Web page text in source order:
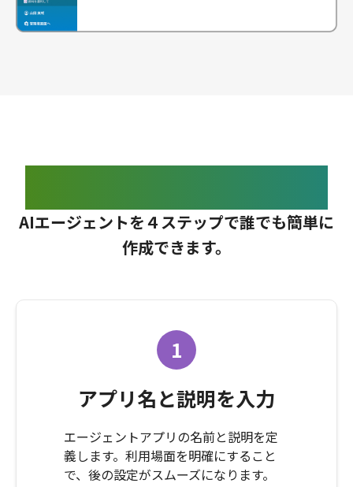
AIエージェントを４ステップで誰でも簡単に
作成できます。
1
アプリ名と説明を入力
エージェントアプリの名前と説明を定
義します。利用場面を明確にすること
で、後の設定がスムーズになります。